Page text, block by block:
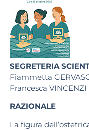
SEGRETERIA
Fiammetta
Francesca VINCENZI
RAZIONALE
La figura